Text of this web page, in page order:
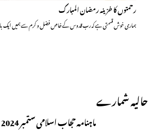
رحمتوں کا خزینہ رمضان المبارک
ہماری خوش قسمتی ہے کہ رب قدوس کے خاص فضل و کرم سے ہمیں
حالیہ شمارے
ماہنامہ حجاب اسلامی ستمبر 2024